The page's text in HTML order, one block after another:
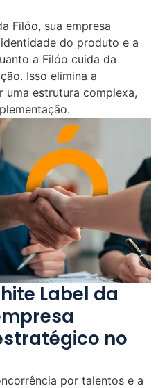
Filóo, sua empresa
do produto e a
a Filóo cuida da
Isso elimina a
uma estrutura complexa,
Label da
no
por talentos e a